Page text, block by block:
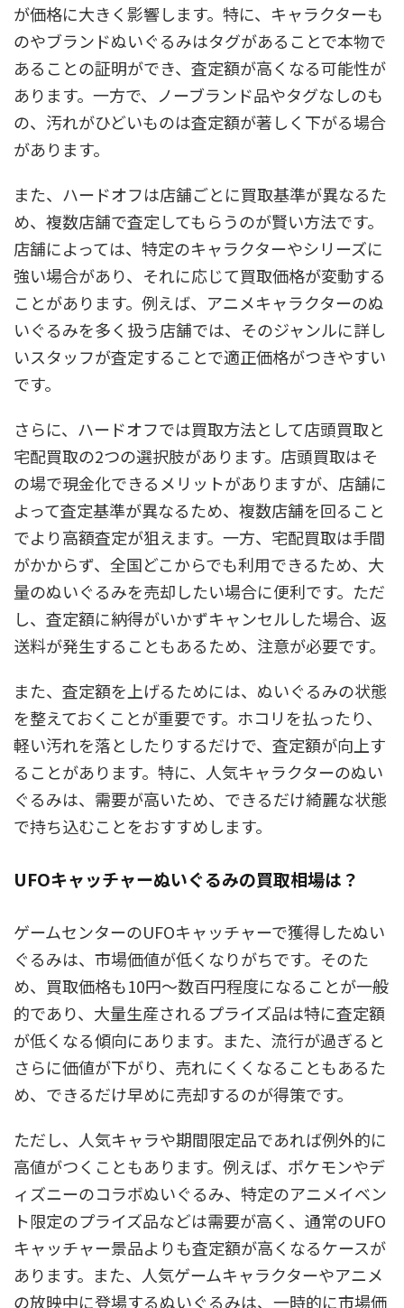
が価格に大きく影響します。特に、キャラクターも
のやブランドぬいぐるみはタグがあることで本物で
あることの証明ができ、査定額が高くなる可能性が
あります。一方で、ノーブランド品やタグなしのも
の、汚れがひどいものは査定額が著しく下がる場合
があります。
また、ハードオフは店舗ごとに買取基準が異なるた
め、複数店舗で査定してもらうのが賢い方法です。
店舗によっては、特定のキャラクターやシリーズに
強い場合があり、それに応じて買取価格が変動する
ことがあります。例えば、アニメキャラクターのぬ
いぐるみを多く扱う店舗では、そのジャンルに詳し
いスタッフが査定することで適正価格がつきやすい
です。
さらに、ハードオフでは買取方法として店頭買取と
宅配買取の2つの選択肢があります。店頭買取はそ
の場で現金化できるメリットがありますが、店舗に
よって査定基準が異なるため、複数店舗を回ること
でより高額査定が狙えます。一方、宅配買取は手間
がかからず、全国どこからでも利用できるため、大
量のぬいぐるみを売却したい場合に便利です。ただ
し、査定額に納得がいかずキャンセルした場合、返
送料が発生することもあるため、注意が必要です。
また、査定額を上げるためには、ぬいぐるみの状態
を整えておくことが重要です。ホコリを払ったり、
軽い汚れを落としたりするだけで、査定額が向上す
ることがあります。特に、人気キャラクターのぬい
ぐるみは、需要が高いため、できるだけ綺麗な状態
で持ち込むことをおすすめします。
UFOキャッチャーぬいぐるみの買取相場は？
ゲームセンターのUFOキャッチャーで獲得したぬい
ぐるみは、市場価値が低くなりがちです。そのた
め、買取価格も10円～数百円程度になることが一般
的であり、大量生産されるプライズ品は特に査定額
が低くなる傾向にあります。また、流行が過ぎると
さらに価値が下がり、売れにくくなることもあるた
め、できるだけ早めに売却するのが得策です。
ただし、人気キャラや期間限定品であれば例外的に
高値がつくこともあります。例えば、ポケモンやデ
ィズニーのコラボぬいぐるみ、特定のアニメイベン
ト限定のプライズ品などは需要が高く、通常のUFO
キャッチャー景品よりも査定額が高くなるケースが
あります。また、人気ゲームキャラクターやアニメ
の放映中に登場するぬいぐるみは、一時的に市場価